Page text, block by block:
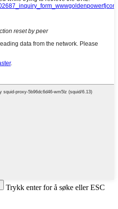
Trykk enter for å søke eller ESC